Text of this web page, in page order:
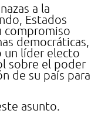
a la
Estados
compromiso
democráticas,
un líder electo
sobre el poder
de su país para
asunto.